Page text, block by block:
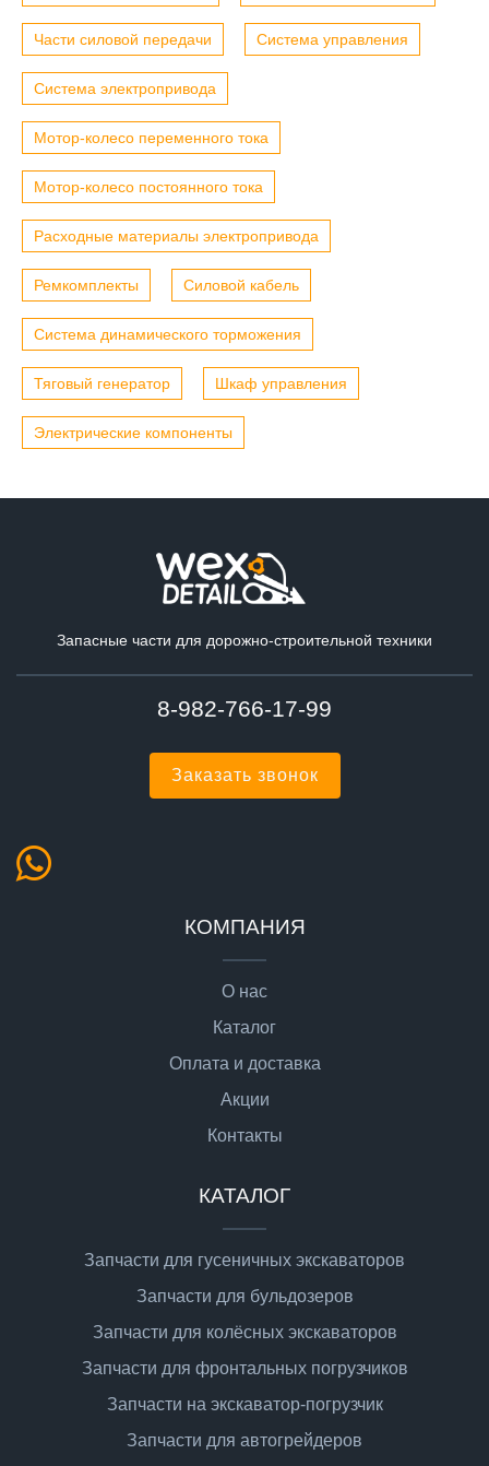
Части силовой передачи Система управления
Система электропривода
Мотор-колесо переменного тока
Мотор-колесо постоянного тока
Расходные материалы электропривода
Ремкомплекты Силовой кабель
Система динамического торможения
Тяговый генератор Шкаф управления
Электрические компоненты
Запасные части для дорожно-строительной техники
8-982-766-17-99
Заказать звонок
КОМПАНИЯ
О нас
Каталог
Оплата и доставка
Акции
Контакты
КАТАЛОГ
Запчасти для гусеничных экскаваторов
Запчасти для бульдозеров
Запчасти для колёсных экскаваторов
Запчасти для фронтальных погрузчиков
Запчасти на экскаватор-погрузчик
Запчасти для автогрейдеров